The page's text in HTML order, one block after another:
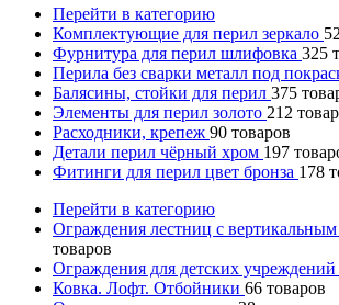
Перейти в категорию
Комплектующие для перил зеркало
Фурнитура для перил шлифовка 325
Перила без сварки металл под
Балясины, стойки для перил 375
Элементы для перил золото 212
Расходники, крепеж 90 товаров
Детали перил чёрный хром 197
Фитинги для перил цвет бронза 178
Перейти в категорию
Ограждения лестниц с
товаров
Ограждения для детских учреждений
Ковка. Лофт. Отбойники 66 товаров